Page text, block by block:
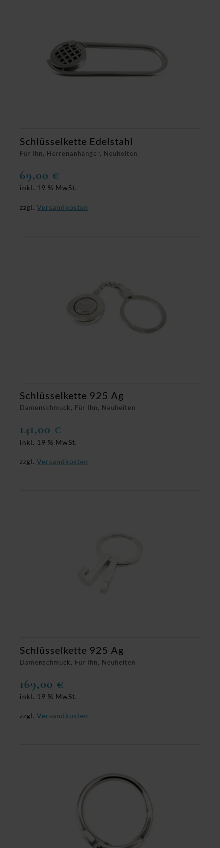
Für Ihn, Herrenanhänger, Neuheiten
Schlüsselkette Edelstahl
69,00 €
inkl. 19 % MwSt.
zzgl. Versandkosten
Damenschmuck, Für Ihn, Neuheiten
Schlüsselkette 925 Ag
141,00 €
inkl. 19 % MwSt.
zzgl. Versandkosten
Damenschmuck, Für Ihn, Neuheiten
Schlüsselkette 925 Ag
169,00 €
inkl. 19 % MwSt.
zzgl. Versandkosten